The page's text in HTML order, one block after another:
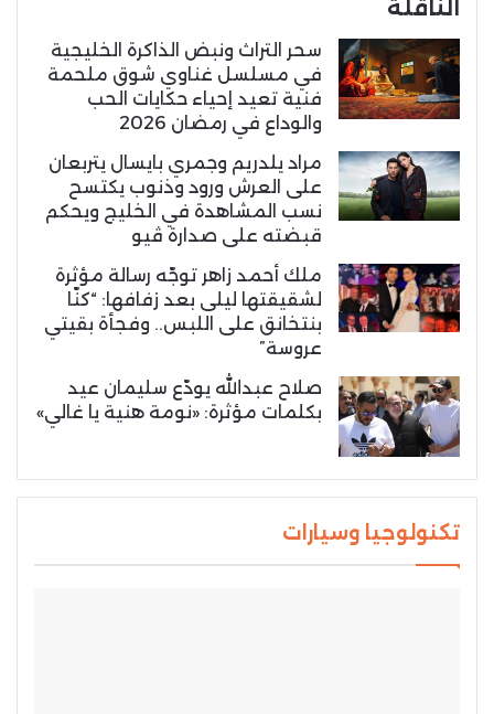
الناقلة
سحر التراث ونبض الذاكرة الخليجية
في مسلسل غناوي شوق ملحمة
فنية تعيد إحياء حكايات الحب
والوداع في رمضان 2026
مراد يلدريم وجمري بايسال يتربعان
على العرش ورود وذنوب يكتسح
نسب المشاهدة في الخليج ويحكم
قبضته على صدارة ڤيو
ملك أحمد زاهر توجّه رسالة مؤثرة
لشقيقتها ليلى بعد زفافها: “كنّا
بنتخانق على اللبس.. وفجأة بقيتي
عروسة”
صلاح عبدالله يودّع سليمان عيد
بكلمات مؤثرة: «نومة هنية يا غالي»
تكنولوجيا وسيارات